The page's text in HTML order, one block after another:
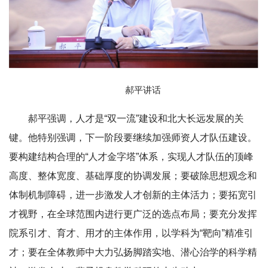
郝平讲话
郝平强调，人才是“双一流”建设和北大长远发展的关
键。他特别强调，下一阶段要继续加强师资人才队伍建设。
要构建结构合理的“人才金字塔”体系，实现人才队伍的顶峰
高度、整体宽度、基础厚度的协调发展；要破除思想观念和
体制机制障碍，进一步激发人才创新的主体活力；要拓宽引
才视野，在全球范围内进行更广泛的选点布局；要充分发挥
院系引才、育才、用才的主体作用，以学科为“靶向”精准引
才；要在全体教师中大力弘扬脚踏实地、潜心治学的科学精